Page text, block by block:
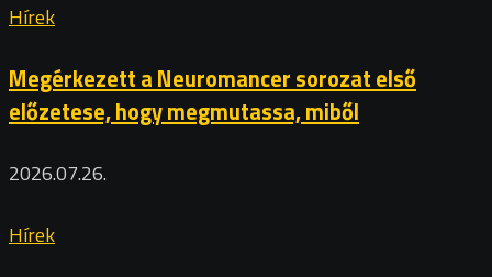
Hírek
Megérkezett a Neuromancer sorozat első
előzetese, hogy megmutassa, miből
2026.07.26.
Hírek